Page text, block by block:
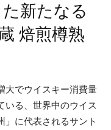
新たなる
焙煎樽熟
大でウイスキー消費量
いる、世界中のウイス
」に代表されるサント